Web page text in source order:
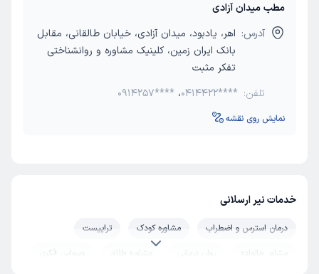
مطب میدان آزادی
آدرس: اهر، یادبود، میدان آزادی، خیابان طالقانی، مقابل
بانک ایران زمین، کلینیک مشاوره و روانشناختی
تفکر مثبت
تلفن:
0914257**** ،0414422****
نمایش روی نقشه
خدمات نیر ارسلانی
درمان استرس و اضطراب مشاوره کودک
تراپیست
مشاور خانواده
روان درمانی مشاوره طلاق
وسواس فکری